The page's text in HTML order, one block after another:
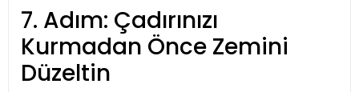
7. Adım: Çadırınızı
Kurmadan Önce Zemini
Düzeltin